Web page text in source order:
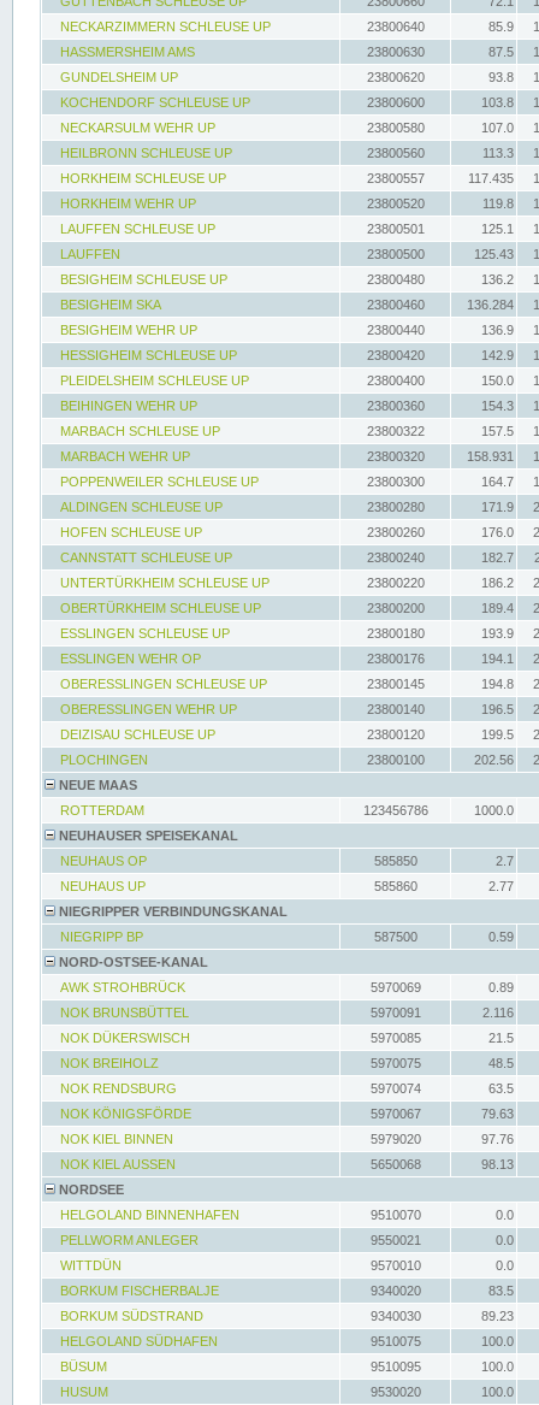
NECKARZIMMERN SCHLEUSE UP
23800640 85.9
HASSMERSHEIM AMS
23800630 87.5
GUNDELSHEIM UP
23800620 93.8
KOCHENDORF SCHLEUSE UP
23800600 103.8
NECKARSULM WEHR UP
23800580 107.0
HEILBRONN SCHLEUSE UP
23800560 113.3
HORKHEIM SCHLEUSE UP
23800557 117.435
HORKHEIM WEHR UP
23800520 119.8
LAUFFEN SCHLEUSE UP
23800501 125.1
LAUFFEN
23800500 125.43
BESIGHEIM SCHLEUSE UP
23800480 136.2
BESIGHEIM SKA
23800460 136.284
BESIGHEIM WEHR UP
23800440 136.9
HESSIGHEIM SCHLEUSE UP
23800420 142.9
PLEIDELSHEIM SCHLEUSE UP
23800400 150.0
BEIHINGEN WEHR UP
23800360 154.3
MARBACH SCHLEUSE UP
23800322 157.5
MARBACH WEHR UP
23800320 158.931
POPPENWEILER SCHLEUSE UP
23800300 164.7
ALDINGEN SCHLEUSE UP
23800280 171.9
HOFEN SCHLEUSE UP
23800260 176.0
CANNSTATT SCHLEUSE UP
23800240 182.7
UNTERTÜRKHEIM SCHLEUSE UP
23800220 186.2
OBERTÜRKHEIM SCHLEUSE UP
23800200 189.4
ESSLINGEN SCHLEUSE UP
23800180 193.9
ESSLINGEN WEHR OP
23800176 194.1
OBERESSLINGEN SCHLEUSE UP
23800145 194.8
OBERESSLINGEN WEHR UP
23800140 196.5
DEIZISAU SCHLEUSE UP
23800120 199.5
PLOCHINGEN
23800100 202.56
NEUE MAAS
ROTTERDAM
123456786
1000.0
NEUHAUSER SPEISEKANAL
NEUHAUS OP
585850
2.7
NEUHAUS UP
585860
2.77
NIEGRIPPER VERBINDUNGSKANAL
NIEGRIPP BP
587500
0.59
NORD-OSTSEE-KANAL
AWK STROHBRÜCK
5970069
0.89
NOK BRUNSBÜTTEL
5970091
2.116
NOK DÜKERSWISCH
5970085
21.5
NOK BREIHOLZ
5970075
48.5
NOK RENDSBURG
5970074
63.5
NOK KÖNIGSFÖRDE
5970067
79.63
NOK KIEL BINNEN
5979020
97.76
NOK KIEL AUSSEN
5650068
98.13
NORDSEE
HELGOLAND BINNENHAFEN
9510070
0.0
PELLWORM ANLEGER
9550021
0.0
WITTDÜN
9570010
0.0
BORKUM FISCHERBALJE
9340020
83.5
BORKUM SÜDSTRAND
9340030
89.23
HELGOLAND SÜDHAFEN
9510075
100.0
BÜSUM
9510095
100.0
HUSUM
9530020 100.0